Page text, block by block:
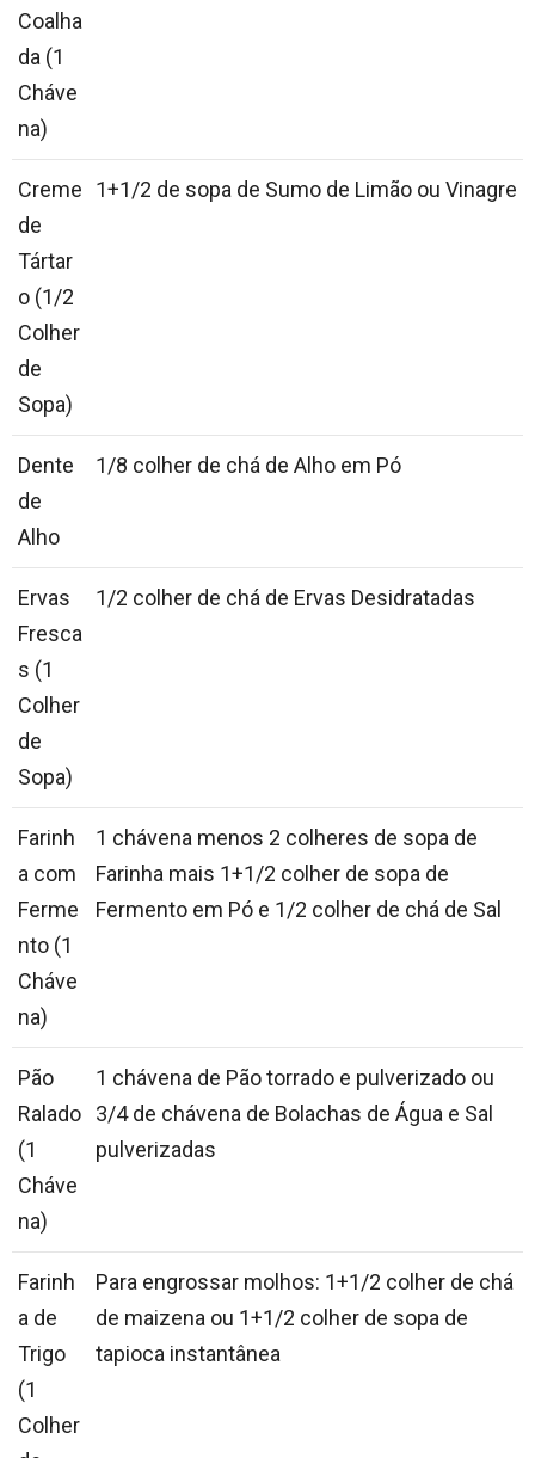
Coalha
da (1
Cháve
na)
Creme
de
Tártar
o (1/2
Colher
de
Sopa)
1+1/2 de sopa de Sumo de Limão ou Vinagre
Dente
de
Alho
1/8 colher de chá de Alho em Pó
Ervas
Fresca
s (1
Colher
de
Sopa)
1/2 colher de chá de Ervas Desidratadas
Farinh
a com
Ferme
nto (1
Cháve
na)
1 chávena menos 2 colheres de sopa de
Farinha mais 1+1/2 colher de sopa de
Fermento em Pó e 1/2 colher de chá de Sal
Pão
Ralado
(1
Cháve
na)
1 chávena de Pão torrado e pulverizado ou
3/4 de chávena de Bolachas de Água e Sal
pulverizadas
Farinh
a de
Trigo
(1
Colher
Para engrossar molhos: 1+1/2 colher de chá
de maizena ou 1+1/2 colher de sopa de
tapioca instantânea